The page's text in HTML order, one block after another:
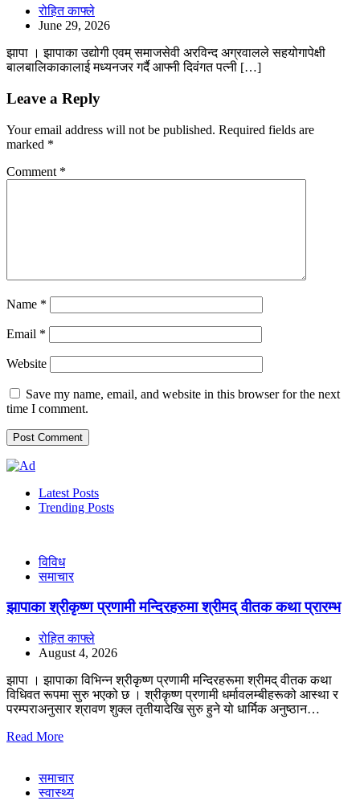
रोहित काफ्ले
June 29, 2026
झापा । झापाका उद्योगी एवम् समाजसेवी अरविन्द अग्रवालले सहयोगापेक्षी
बालबालिकाकालाई मध्यनजर गर्दै आफ्नी दिवंगत पत्नी […]
Leave a Reply
Your email address will not be published. Required fields are
marked *
Comment *
Name *
Email *
Website
Save my name, email, and website in this browser for the next
time I comment.
Latest Posts
Trending Posts
विविध
समाचार
झापाका श्रीकृष्ण प्रणामी मन्दिरहरुमा श्रीमद् वीतक कथा प्रारम्भ
रोहित काफ्ले
August 4, 2026
झापा । झापाका विभिन्न श्रीकृष्ण प्रणामी मन्दिरहरूमा श्रीमद् वीतक कथा
विधिवत रूपमा सुरु भएको छ । श्रीकृष्ण प्रणामी धर्मावलम्बीहरूको आस्था र
परम्पराअनुसार श्रावण शुक्ल तृतीयादेखि सुरु हुने यो धार्मिक अनुष्ठान…
Read More
समाचार
स्वास्थ्य